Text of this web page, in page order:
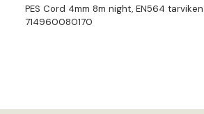
PES Cord 4mm 8m night, EN564
714960080170